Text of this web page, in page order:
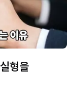
형을